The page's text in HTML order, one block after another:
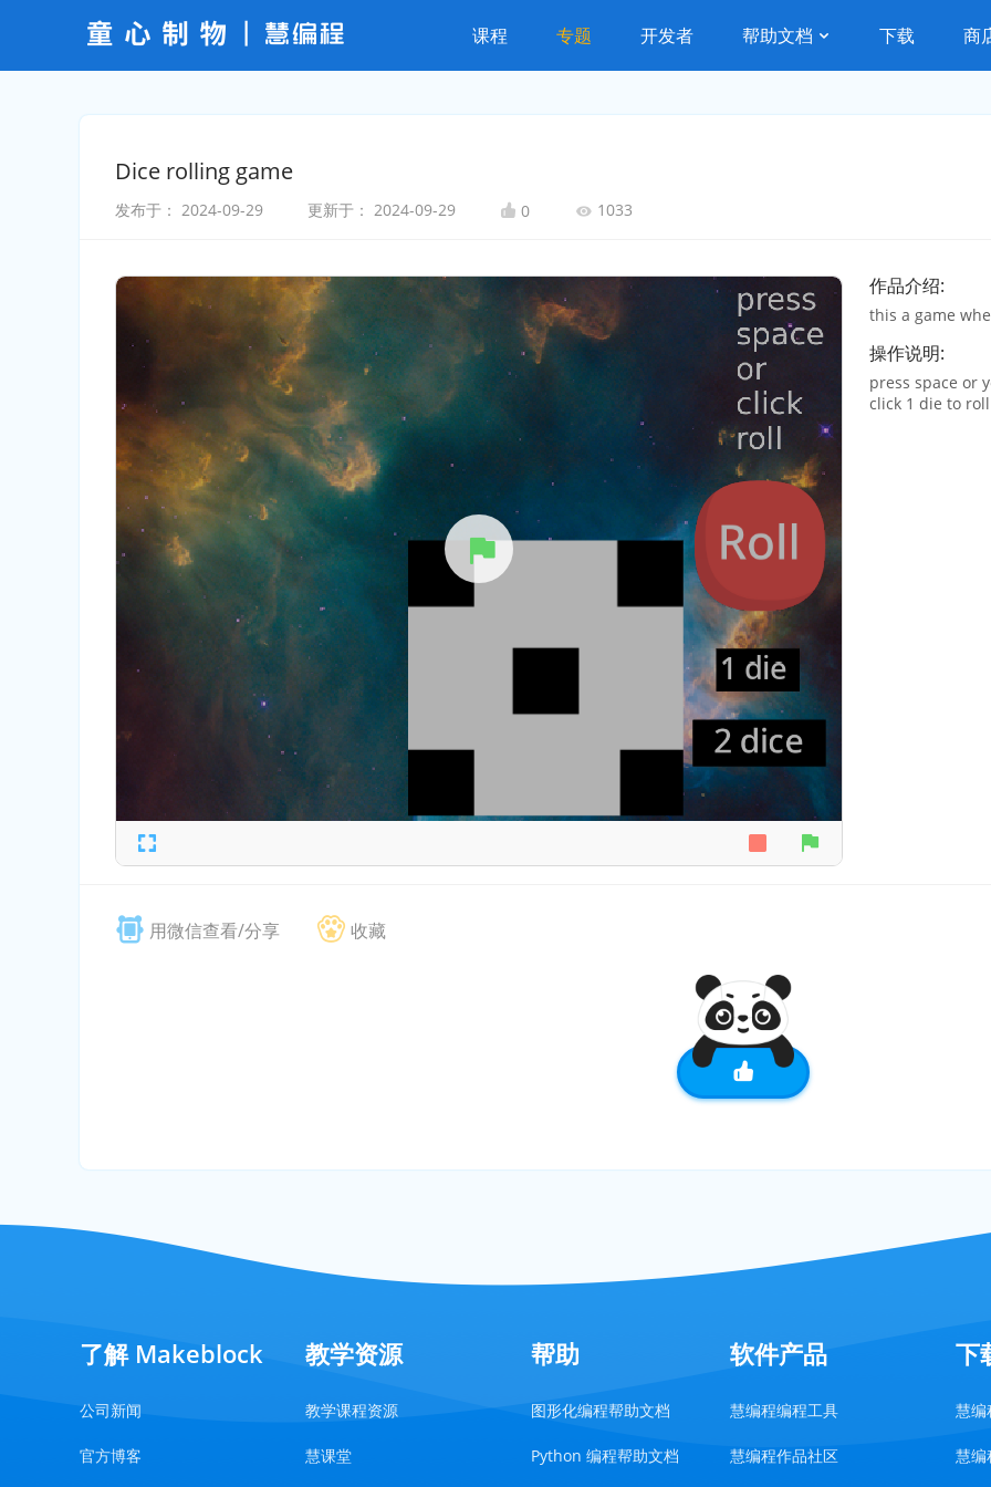
课程 专题 开发者 帮助文档 下载 商
Dice rolling game
发布于： 2024-09-29 更新于： 2024-09-29 0 1033
作品介绍:
this a game
操作说明:
press space or
click 1 die to
用微信查看/分享 收藏
了解 Makeblock
公司新闻
官方博客
教学资源
教学课程资源
慧课堂
帮助
图形化编程帮助文档
Python 编程帮助文档
软件产品
慧编程编程工具
慧编程作品社区
下
慧
慧